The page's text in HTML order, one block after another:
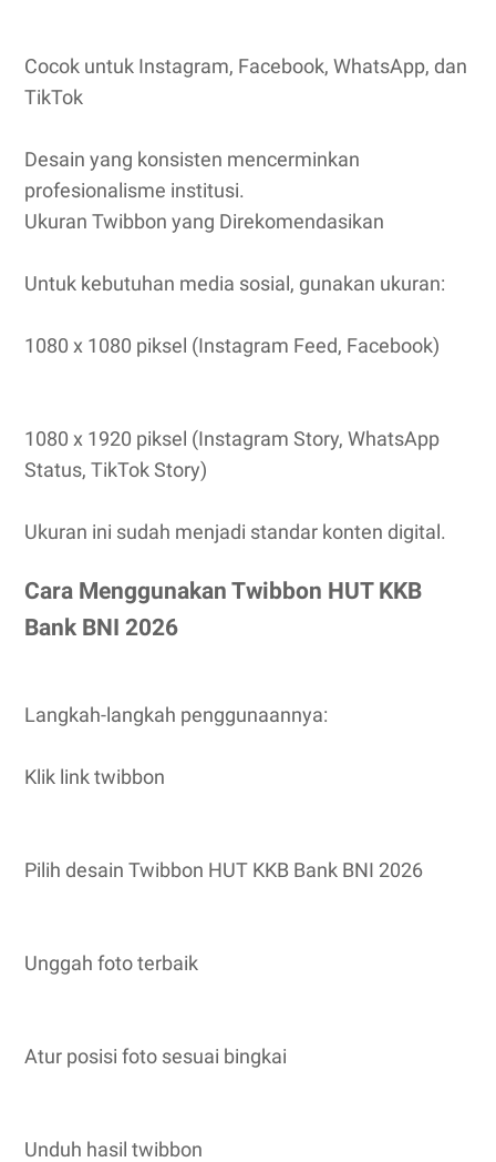
Cocok untuk Instagram, Facebook, WhatsApp, dan
TikTok
Desain yang konsisten mencerminkan
profesionalisme institusi.
Ukuran Twibbon yang Direkomendasikan
Untuk kebutuhan media sosial, gunakan ukuran:
1080 x 1080 piksel (Instagram Feed, Facebook)
1080 x 1920 piksel (Instagram Story, WhatsApp
Status, TikTok Story)
Ukuran ini sudah menjadi standar konten digital.
Cara Menggunakan Twibbon HUT KKB
Bank BNI 2026
Langkah-langkah penggunaannya:
Klik link twibbon
Pilih desain Twibbon HUT KKB Bank BNI 2026
Unggah foto terbaik
Atur posisi foto sesuai bingkai
Unduh hasil twibbon